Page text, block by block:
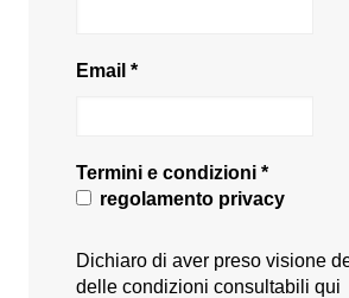
Email *
Termini e condizioni *
regolamento privacy
Dichiaro di aver preso visione
delle condizioni consultabili qui